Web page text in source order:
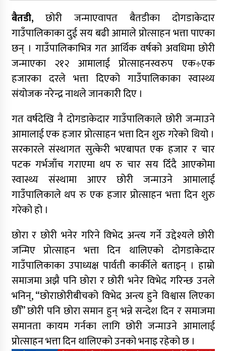
बैतडी, छोरी जन्माएवापत बैतडीका दोगडाकेदार
गाउँपालिकाका दुई सय बढी आमाले प्रोत्साहन भत्ता पाएका
छन् । गाउँपालिकाभित्र गत आर्थिक वर्षको अवधिमा छोरी
जन्माएका २१२ आमालाई प्रोत्साहनस्वरुप एक÷एक
हजारका दरले भत्ता दिएको गाउँपालिकाका स्वास्थ्य
संयोजक नरेन्द्र नाथले जानकारी दिए ।
गत वर्षदेखि नै दोगडाकेदार गाउँपालिकाले छोरी जन्माउने
आमालाई एक हजार प्रोत्साहन भत्ता दिन शुरु गरेको थियो ।
सरकारले संस्थागत सुत्केरी भएबापत एक हजार र चार
पटक गर्भजाँच गराएमा थप रु चार सय दिँदै आएकोमा
स्वास्थ्य संस्थामा आएर छोरी जन्माउने आमालाई
गाउँपालिकाले थप रु एक हजार प्रोत्साहन भत्ता दिन शुरु
गरेको हो ।
छोरा र छोरी भनेर गरिने विभेद अन्त्य गर्ने उद्देश्यले छोरी
जन्मिए प्रोत्साहन भत्ता दिन थालिएको दोगडाकेदार
गाउँपालिकाका उपाध्यक्ष पार्वती कार्कीले बताइन् । हाम्रो
समाजमा अझै पनि छोरा र छोरी भनेर विभेद गरिन्छ उनले
भनिन्, “छोराछोरीबीचको विभेद अन्त्य हुने विश्वास लिएका
छौँ” छोरी पनि छोरा समान हुन् भन्ने सन्देश दिन र समाजमा
समानता कायम गर्नका लागि छोरी जन्माउने आमालाई
प्रोत्साहन भत्ता दिन थालिएको उनको भनाइ रहेको छ ।